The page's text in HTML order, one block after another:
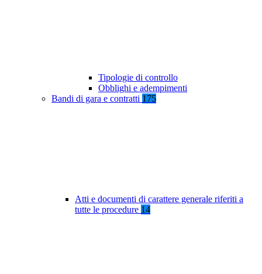
Tipologie di controllo
Obblighi e adempimenti
Bandi di gara e contratti 175
Atti e documenti di carattere generale riferiti a
tutte le procedure 14